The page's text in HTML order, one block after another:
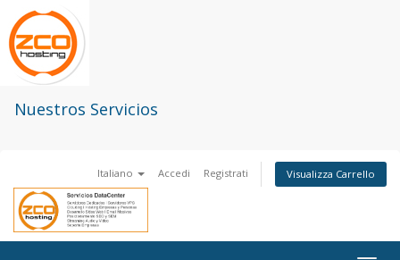
Nuestros Servicios
Italiano Accedi Registrati Visualizza Carrello